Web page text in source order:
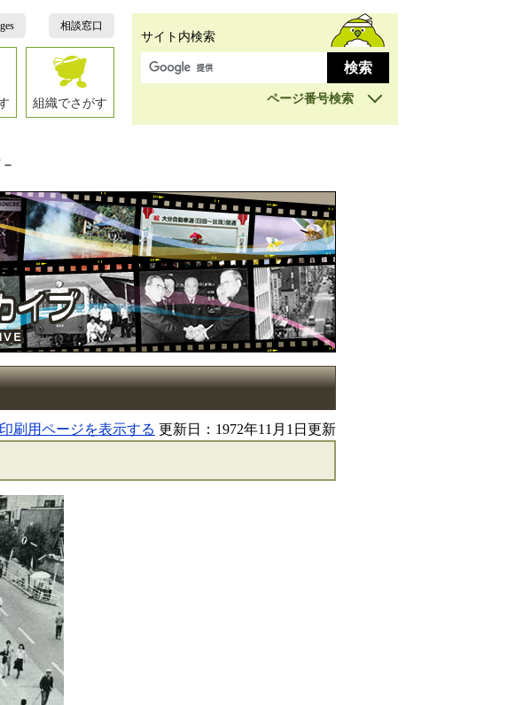
相談窓口
組織でさがす
サイト内検索
ページ番号検索
印刷用ページを表示する 更新日：1972年11月1日更新